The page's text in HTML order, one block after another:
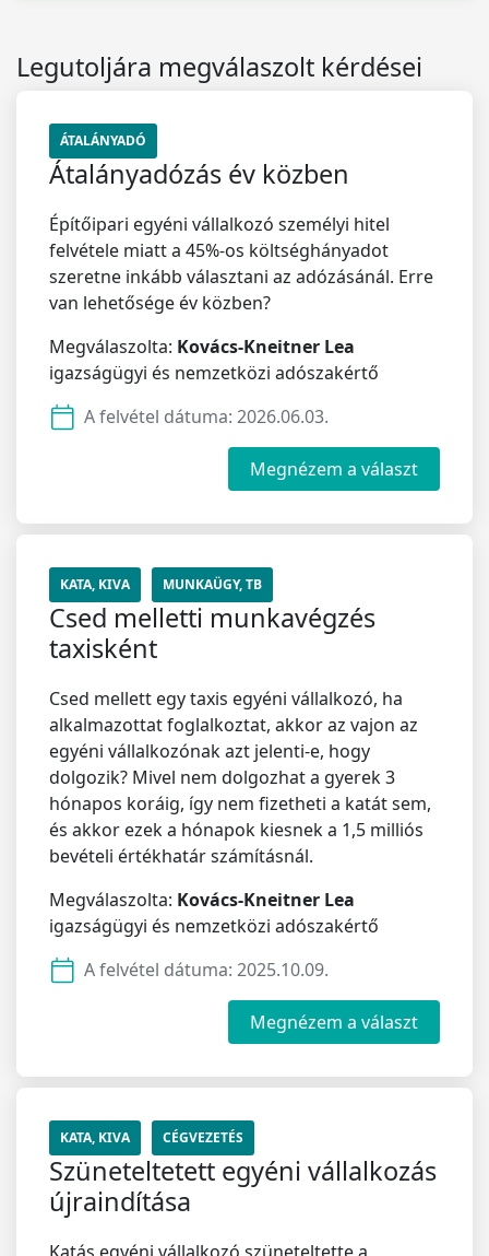
Legutoljára megválaszolt kérdései
ÁTALÁNYADÓ
Átalányadózás év közben
Építőipari egyéni vállalkozó személyi hitel
felvétele miatt a 45%-os költséghányadot
szeretne inkább választani az adózásánál. Erre
van lehetősége év közben?
Megválaszolta: Kovács-Kneitner Lea
igazságügyi és nemzetközi adószakértő
A felvétel dátuma: 2026.06.03.
Megnézem a választ
KATA, KIVA MUNKAÜGY, TB
Csed melletti munkavégzés
taxisként
Csed mellett egy taxis egyéni vállalkozó, ha
alkalmazottat foglalkoztat, akkor az vajon az
egyéni vállalkozónak azt jelenti-e, hogy
dolgozik? Mivel nem dolgozhat a gyerek 3
hónapos koráig, így nem fizetheti a katát sem,
és akkor ezek a hónapok kiesnek a 1,5 milliós
bevételi értékhatár számításnál.
Megválaszolta: Kovács-Kneitner Lea
igazságügyi és nemzetközi adószakértő
A felvétel dátuma: 2025.10.09.
Megnézem a választ
KATA, KIVA CÉGVEZETÉS
Szüneteltetett egyéni vállalkozás
újraindítása